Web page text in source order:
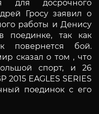
для досрочного
Гросу заявил о
работы и Денису
поединке, так как
повернется бой.
сказал о том , что
спорт, и 26
2015 EAGLES SERIES
поединок с его